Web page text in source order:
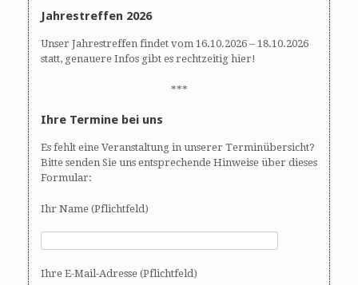
Jahrestreffen 2026
Unser Jahrestreffen findet vom 16.10.2026 – 18.10.2026
statt, genauere Infos gibt es rechtzeitig hier!
***
Ihre Termine bei uns
Es fehlt eine Veranstaltung in unserer Terminübersicht?
Bitte senden Sie uns entsprechende Hinweise über dieses
Formular:
Ihr Name (Pflichtfeld)
Ihre E-Mail-Adresse (Pflichtfeld)